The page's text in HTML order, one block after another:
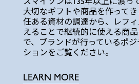
大切なギフトや商品を作って
任ある資材の調達から、レフ
えることで継続的に使える商
で、ブランドが行っているポジ
ションをご覧ください。
LEARN MORE